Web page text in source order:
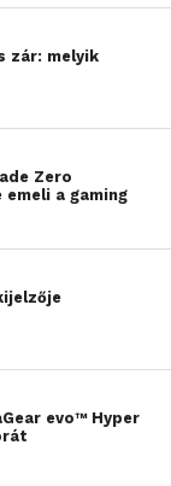
jól hallhatók.
50 órát,
perces
segítségével
érzékelt
iPON
zár: melyik
Zero
a gaming
evo™ Hyper